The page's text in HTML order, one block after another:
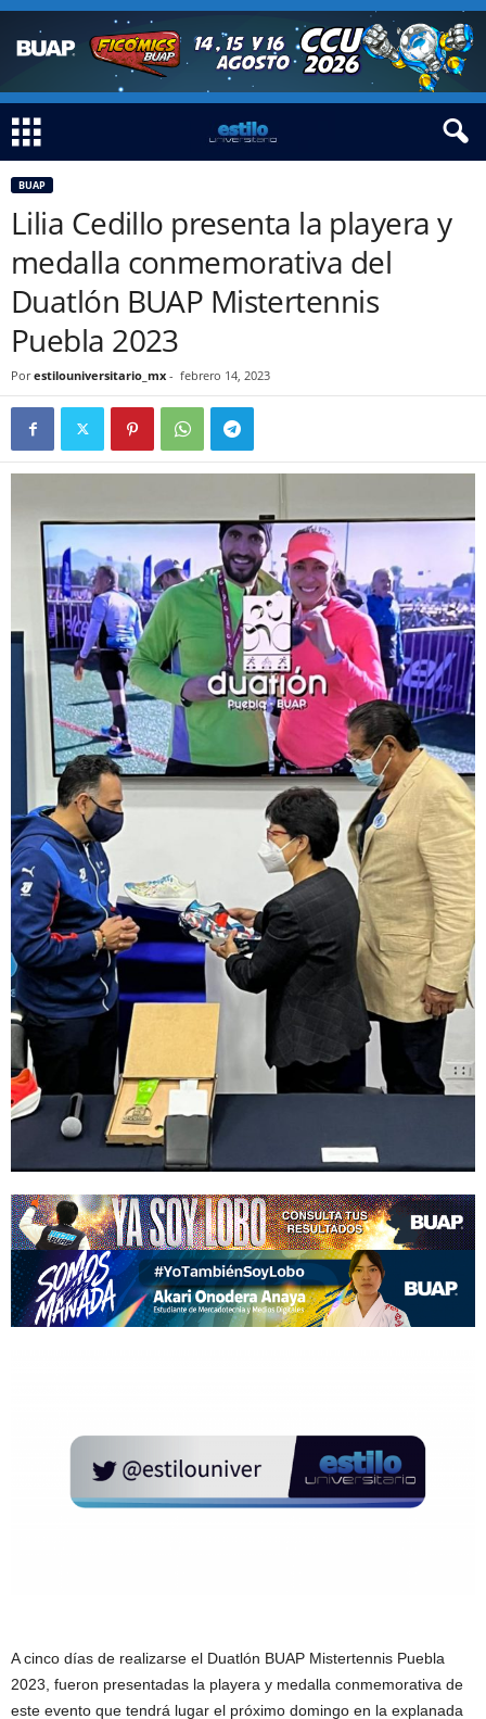
BUAP
Lilia Cedillo presenta la playera y
medalla conmemorativa del
Duatlón BUAP Mistertennis
Puebla 2023
Por estilouniversitario_mx - febrero 14, 2023
A cinco días de realizarse el Duatlón BUAP Mistertennis Puebla
2023, fueron presentadas la playera y medalla conmemorativa de
este evento que tendrá lugar el próximo domingo en la explanada